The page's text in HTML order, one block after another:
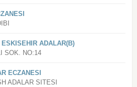
ADALAR(B)
SOK. NO:14
ECZANESI
ADALAR SITESI